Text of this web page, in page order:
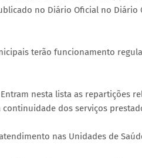
no Diário Oficial no
terão funcionamento
nesta lista as repartições
dos serviços
nas Unidades de